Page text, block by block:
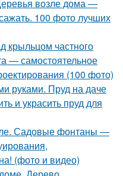
возле дома —
100 фото лучших
крыльцом частного
— самостоятельное
(100 фото)
руками. Пруд на даче
и украсить пруд для
Садовые фонтаны —
(фото и видео)